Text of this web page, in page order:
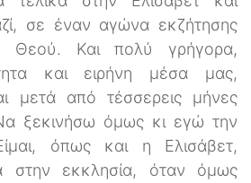
σε έναν αγώνα εκζήτησης
Θεού. Και πολύ γρήγορα,
και ειρήνη μέσα μας,
μετά από τέσσερεις μήνες
ξεκινήσω όμως κι εγώ την
όπως και η Ελισάβετ,
στην εκκλησία, όταν όμως